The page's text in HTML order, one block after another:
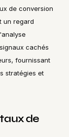
de conversion
un regard
cachés
fournissant
stratégies et
de